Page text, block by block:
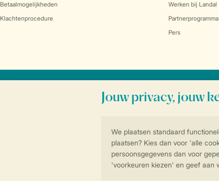
Betaalmogelijkheden
Klachtenprocedure
Werken bij Landal
Partnerprogramma
Pers